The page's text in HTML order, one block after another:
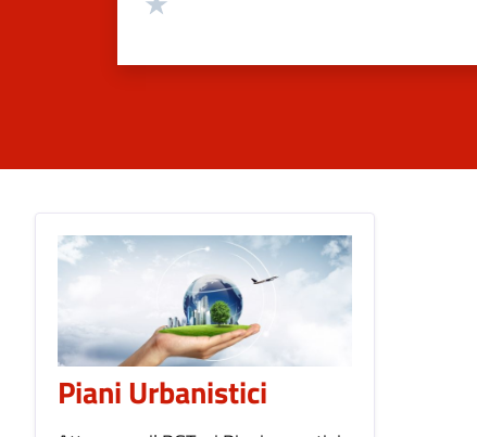
Piani Urbanistici